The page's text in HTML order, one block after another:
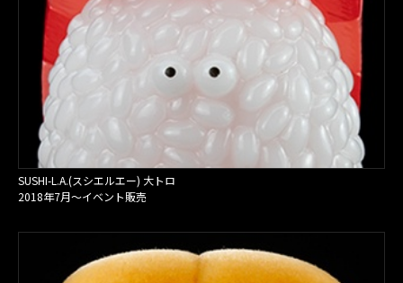
SUSHI-L.A.(スシエルエー) 大トロ
2018年7月〜イベント販売